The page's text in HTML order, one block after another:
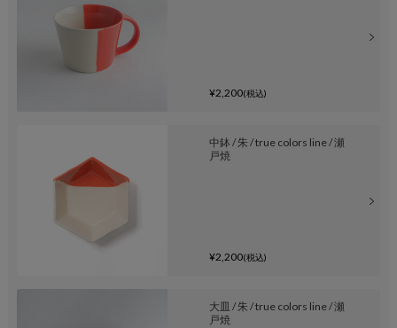
¥2,200(税込)
中鉢 / 朱 / true colors line / 瀬
戸焼
¥2,200(税込)
大皿 / 朱 / true colors line / 瀬
戸焼